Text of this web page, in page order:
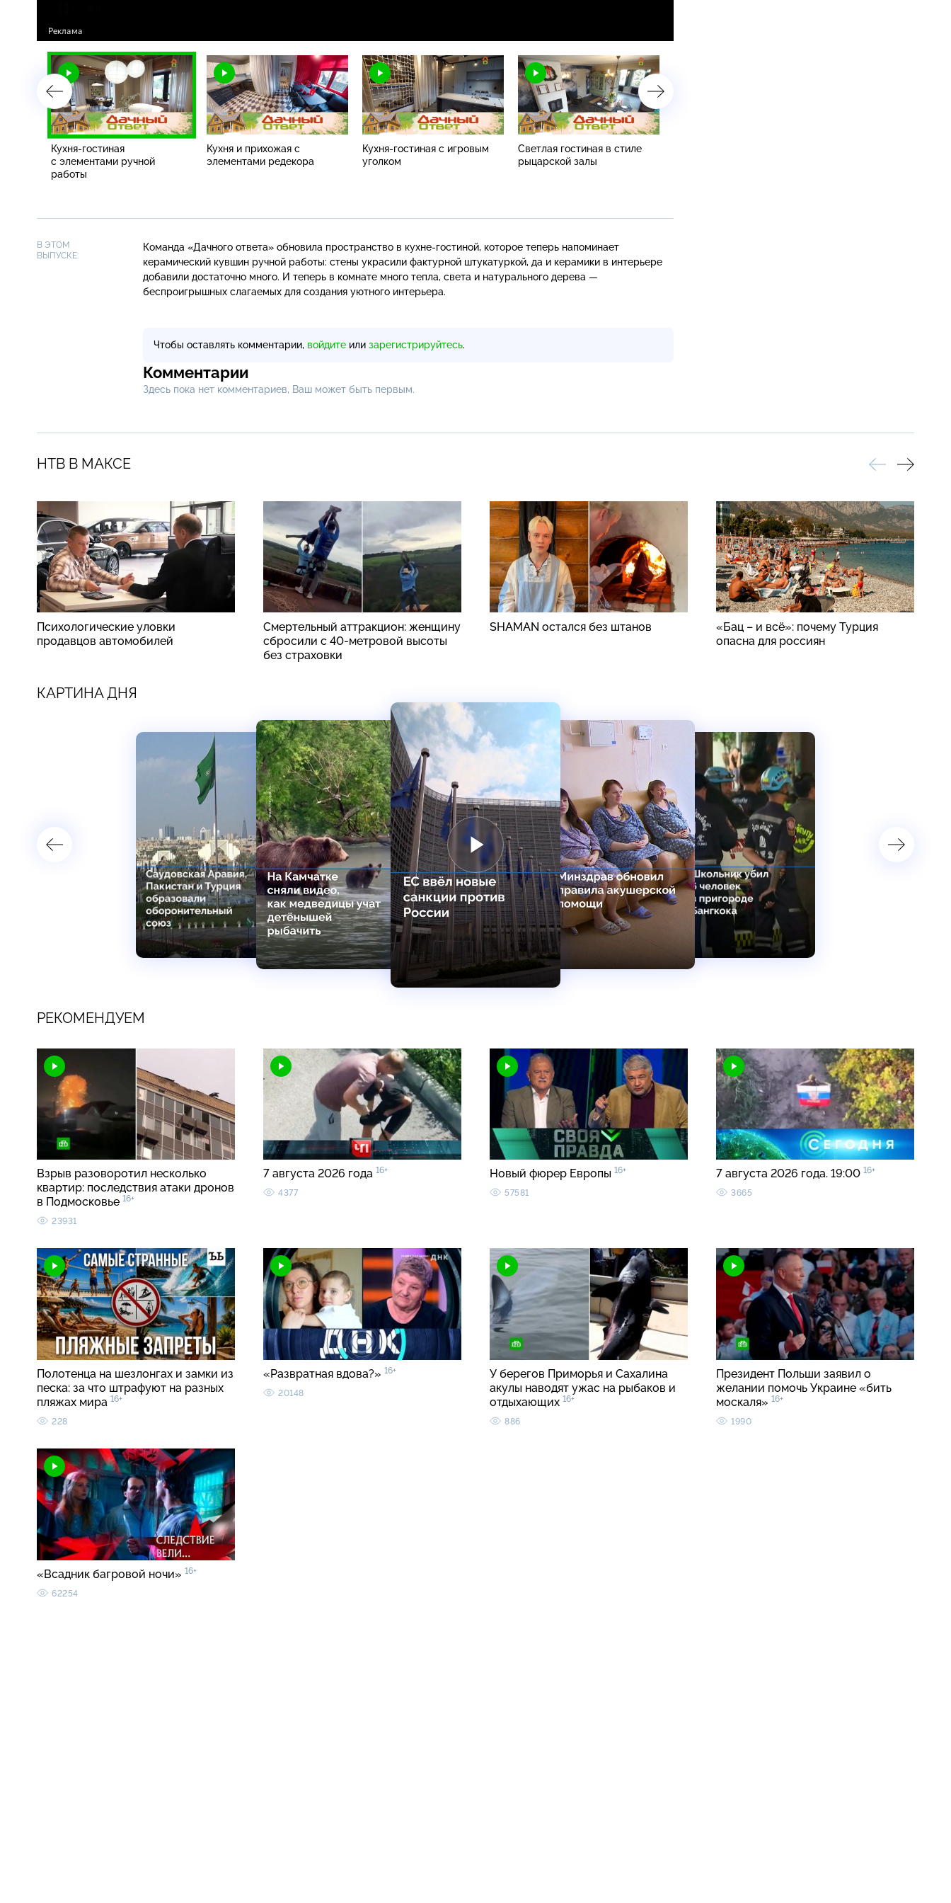
Кухня-гостиная
с элементами ручной
работы
Кухня и прихожая с
элементами редекора
Кухня-гостиная с игровым
уголком
Светлая гостиная в стиле
рыцарской залы
В ЭТОМ
ВЫПУСКЕ:
Команда «Дачного ответа» обновила пространство в кухне-гостиной, которое теперь напоминает
керамический кувшин ручной работы: стены украсили фактурной штукатуркой, да и керамики в интерьере
добавили достаточно много. И теперь в комнате много тепла, света и натурального дерева —
беспроигрышных слагаемых для создания уютного интерьера.
Чтобы оставлять комментарии, войдите или зарегистрируйтесь.
Комментарии
Здесь пока нет комментариев, Ваш может быть первым.
НТВ В МАКСЕ
Психологические уловки
продавцов автомобилей
Смертельный аттракцион: женщину
сбросили с 40-метровой высоты
без страховки
SHAMAN остался без штанов
«Бац – и всё»: почему Турция
опасна для россиян
КАРТИНА ДНЯ
РЕКОМЕНДУЕМ
Взрыв разоворотил несколько
квартир: последствия атаки дронов
в Подмосковье 16+
23931
7 августа 2026 года 16+
4377
Новый фюрер Европы 16+
57581
7 августа 2026 года. 19:00 16+
3665
Полотенца на шезлонгах и замки из
песка: за что штрафуют на разных
пляжах мира 16+
228
«Развратная вдова?» 16+
20148
У берегов Приморья и Сахалина
акулы наводят ужас на рыбаков и
отдыхающих 16+
886
Президент Польши заявил о
желании помочь Украине «бить
москаля» 16+
1990
«Всадник багровой ночи» 16+
62254